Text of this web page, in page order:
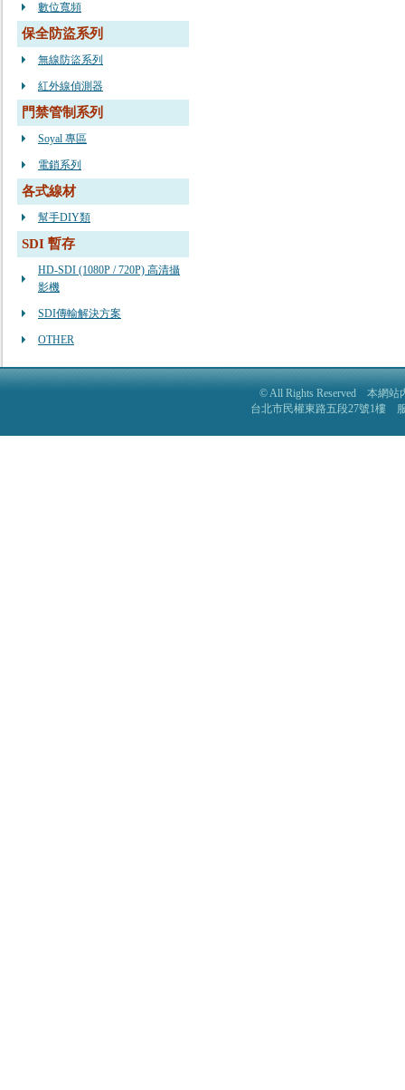
數位寬頻
保全防盜系列
無線防盜系列
紅外線偵測器
門禁管制系列
Soyal 專區
電鎖系列
各式線材
幫手DIY類
SDI 暫存
HD-SDI (1080P / 720P) 高清攝
影機
SDI傳輸解決方案
OTHER
© All Rights Reserved 本網站
台北市民權東路五段27號1樓